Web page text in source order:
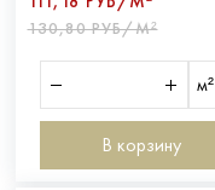
130,80 РУБ/М²
м²
В корзину